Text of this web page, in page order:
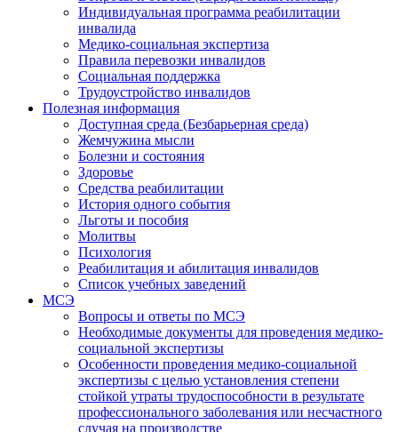
Индивидуальная программа реабилитации
инвалида
Медико-социальная экспертиза
Правила перевозки инвалидов
Социальная поддержка
Трудоустройство инвалидов
Полезная информация
Доступная среда (Безбарьерная среда)
Жемчужина мысли
Болезни и состояния
Здоровье
Средства реабилитации
История одного события
Льготы и пособия
Молитвы
Психология
Реабилитация и абилитация инвалидов
Список учебных заведений
МСЭ
Вопросы и ответы по МСЭ
Необходимые документы для проведения медико-
социальной экспертизы
Особенности проведения медико-социальной
экспертизы с целью установления степени
стойкой утраты трудоспособности в результате
профессионального заболевания или несчастного
случая на производстве